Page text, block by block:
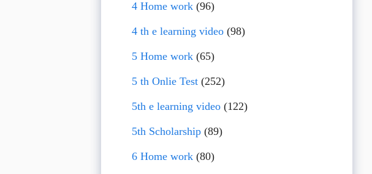
4 Home work(96)
4 th e learning video(98)
5 Home work(65)
5 th Onlie Test(252)
5th e learning video(122)
5th Scholarship(89)
6 Home work(80)